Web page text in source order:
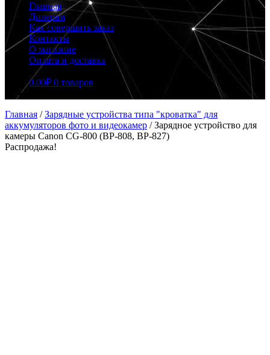
Главная
Дилерам
Как совершить заказ
Контакты
О магазине
Оплата и доставка
0.00₽ 0 товаров
Главная /Зарядные устройства типа "кроватка" для
аккумуляторов фото и видеокамер /Зарядное устройство для
камеры Canon CG-800 (BP-808, BP-827)
Распродажа!